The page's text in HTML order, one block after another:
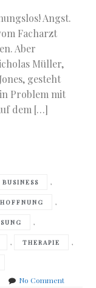
Angst.
Facharzt
Aber
Müller,
gesteht
Problem mit
dem […]
BUSINESS ,
HOFFNUNG ,
,
, THERAPIE ,
No Commenton